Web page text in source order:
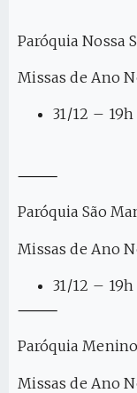
Paróquia Nossa
Missas de Ano
31/12 – 19h
⸻
Paróquia São
Missas de Ano
31/12 – 19h
⸻
Paróquia
Missas de Ano